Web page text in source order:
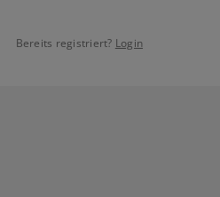
Bereits registriert? Login